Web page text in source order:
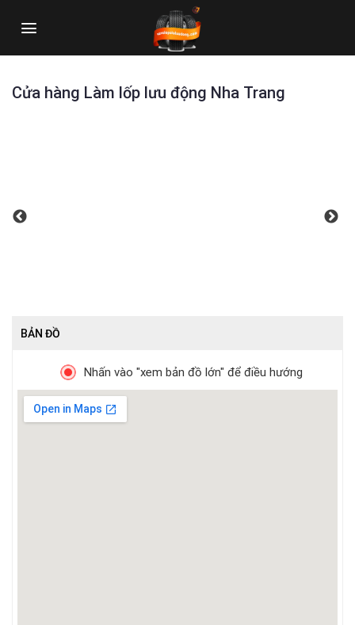
Cửa hàng Làm lốp lưu động Nha Trang
BẢN ĐỒ
Nhấn vào "xem bản đồ lớn" để điều hướng